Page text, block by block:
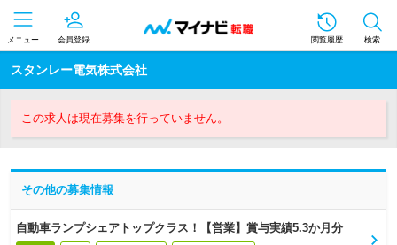
メニュー 会員登録 閲覧履歴 検索
スタンレー電気株式会社
この求人は現在募集を行っていません。
その他の募集情報
自動車ランプシェアトップクラス！【営業】賞与実績5.3か月分